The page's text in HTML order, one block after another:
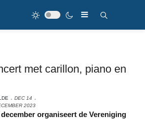
met carillon, piano en
DEC 14
2023